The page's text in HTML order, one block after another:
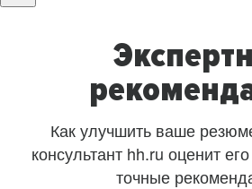
Как улучшить ваше
консультант hh.ru оценит
точные